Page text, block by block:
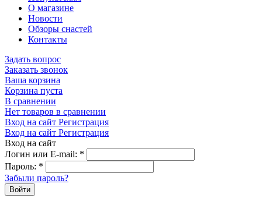
О магазине
Новости
Обзоры снастей
Контакты
Задать вопрос
Заказать звонок
Ваша корзина
Корзина пуста
В сравнении
Нет товаров в сравнении
Вход на сайт Регистрация
Вход на сайт Регистрация
Вход на сайт
Логин или E-mail: *
Пароль: *
Забыли пароль?
Войти